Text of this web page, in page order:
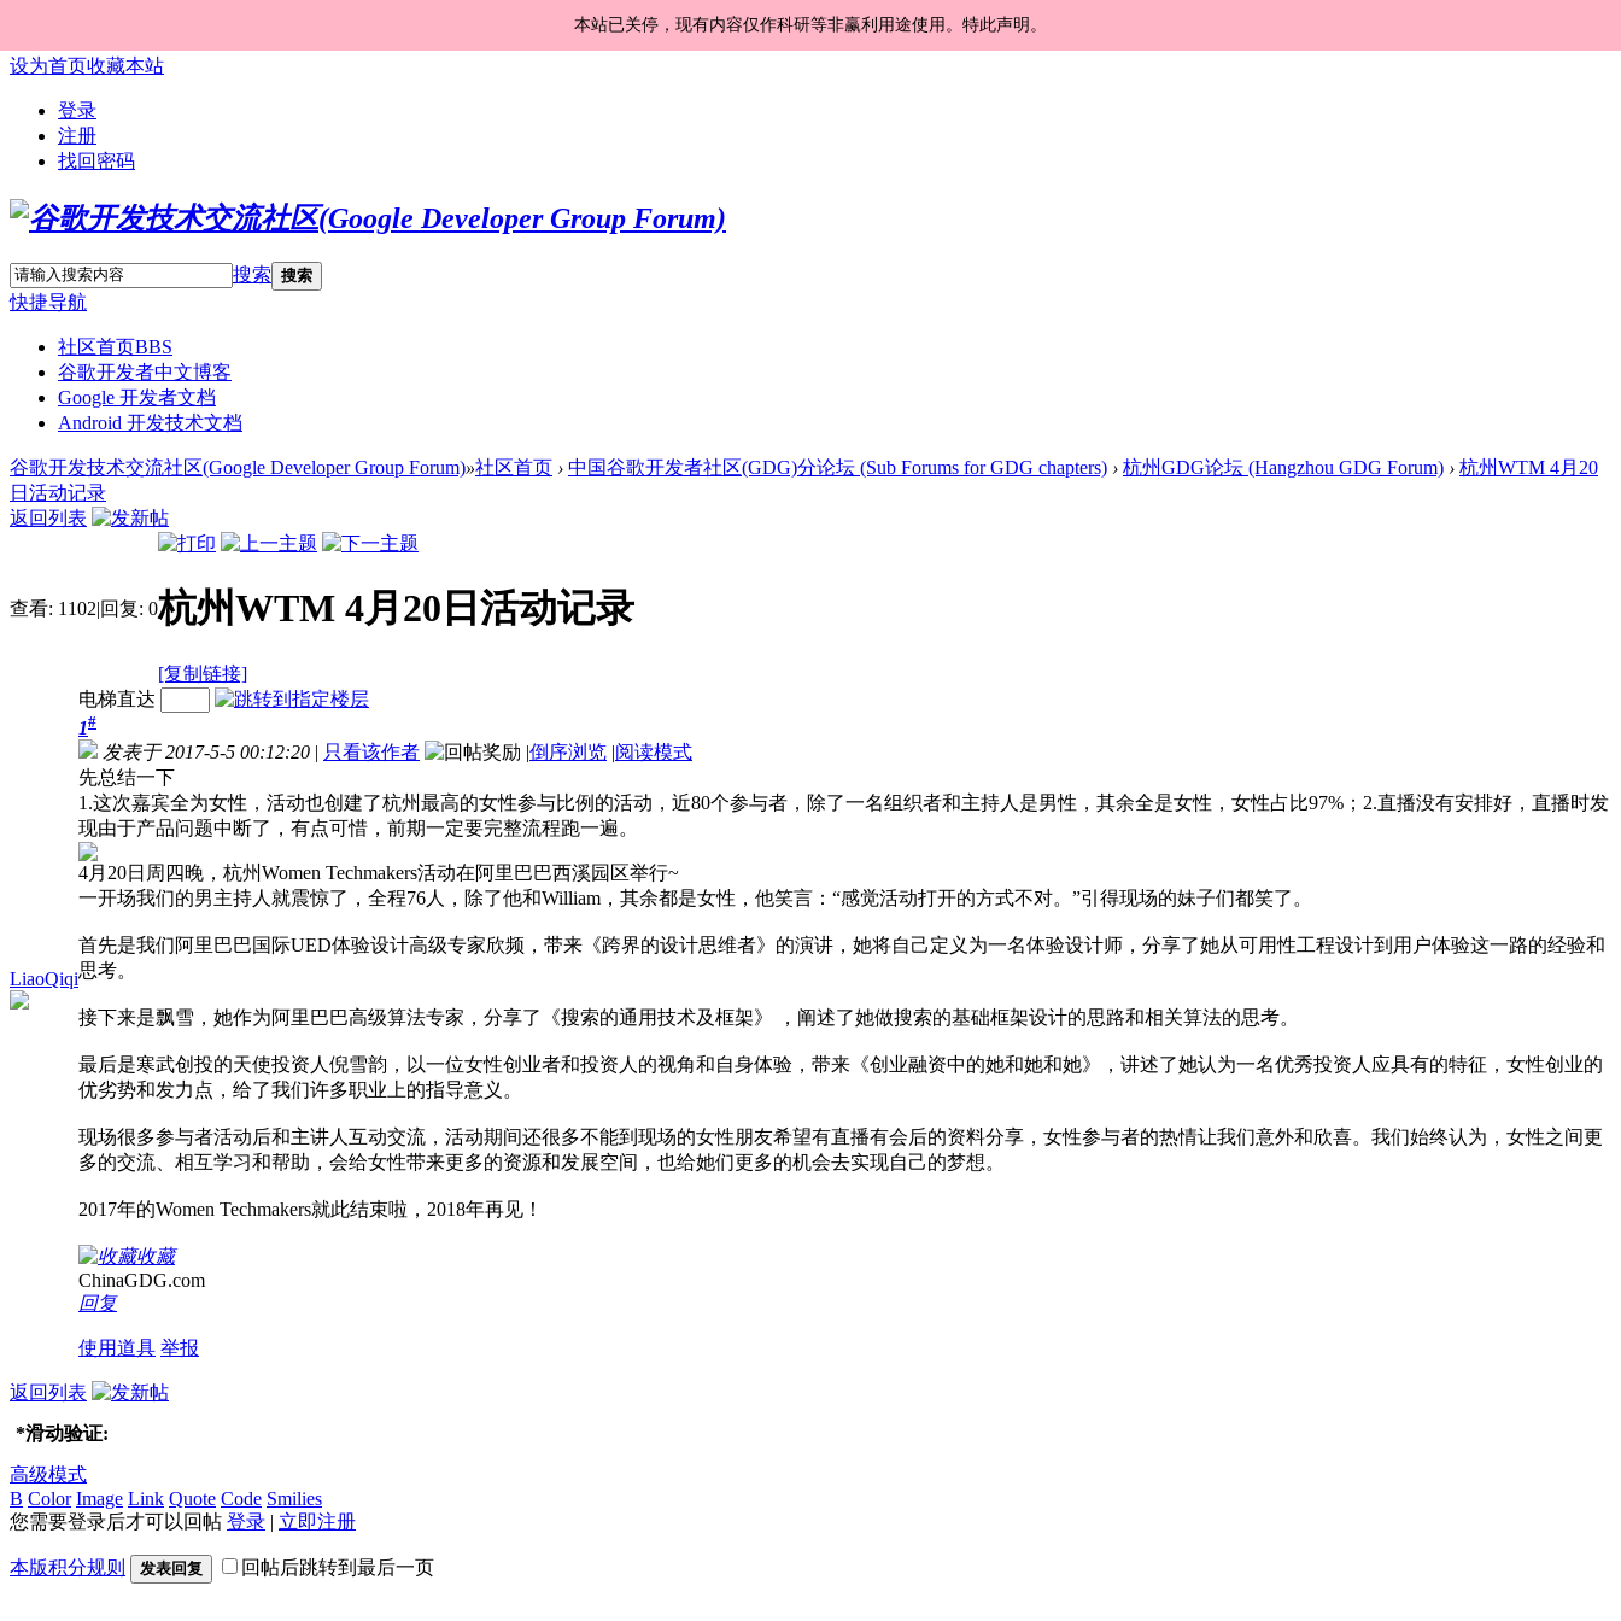
本站已关停，现有内容仅作科研等非赢利用途使用。特此声明。
设为首页收藏本站
登录
注册
找回密码
搜索 搜索
快捷导航
社区首页BBS
谷歌开发者中文博客
Google 开发者文档
Android 开发技术文档
谷歌开发技术交流社区(Google Developer Group Forum)»社区首页 › 中国谷歌开发者社区(GDG)分论坛 (Sub Forums for GDG chapters) › 杭州GDG论坛 (Hangzhou GDG Forum) › 杭州WTM 4月20
日活动记录
返回列表
查看: 1102|回复: 0杭州WTM 4月20日活动记录
[复制链接]
LiaoQiqi
电梯直达
1#
发表于 2017-5-5 00:12:20 | 只看该作者 |倒序浏览 |阅读模式
先总结一下
1.这次嘉宾全为女性，活动也创建了杭州最高的女性参与比例的活动，近80个参与者，除了一名组织者和主持人是男性，其余全是女性，女性占比97%；2.直播没有安排好，直播时发
现由于产品问题中断了，有点可惜，前期一定要完整流程跑一遍。
4月20日周四晚，杭州Women Techmakers活动在阿里巴巴西溪园区举行~
一开场我们的男主持人就震惊了，全程76人，除了他和William，其余都是女性，他笑言：“感觉活动打开的方式不对。”引得现场的妹子们都笑了。
首先是我们阿里巴巴国际UED体验设计高级专家欣频，带来《跨界的设计思维者》的演讲，她将自己定义为一名体验设计师，分享了她从可用性工程设计到用户体验这一路的经验和
思考。
接下来是飘雪，她作为阿里巴巴高级算法专家，分享了《搜索的通用技术及框架》 ，阐述了她做搜索的基础框架设计的思路和相关算法的思考。
最后是寒武创投的天使投资人倪雪韵，以一位女性创业者和投资人的视角和自身体验，带来《创业融资中的她和她和她》，讲述了她认为一名优秀投资人应具有的特征，女性创业的
优劣势和发力点，给了我们许多职业上的指导意义。
现场很多参与者活动后和主讲人互动交流，活动期间还很多不能到现场的女性朋友希望有直播有会后的资料分享，女性参与者的热情让我们意外和欣喜。我们始终认为，女性之间更
多的交流、相互学习和帮助，会给女性带来更多的资源和发展空间，也给她们更多的机会去实现自己的梦想。
2017年的Women Techmakers就此结束啦，2018年再见！
收藏
ChinaGDG.com
回复
使用道具 举报
返回列表
*滑动验证:
高级模式
B Color Image Link Quote Code Smilies
您需要登录后才可以回帖 登录 | 立即注册
本版积分规则 发表回复 回帖后跳转到最后一页